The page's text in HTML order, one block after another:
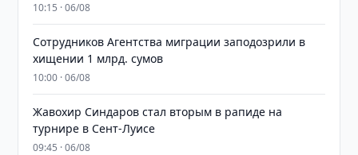
10:15 · 06/08
Сотрудников Агентства миграции заподозрили в
хищении 1 млрд. сумов
10:00 · 06/08
Жавохир Синдаров стал вторым в рапиде на
турнире в Сент-Луисе
09:45 · 06/08